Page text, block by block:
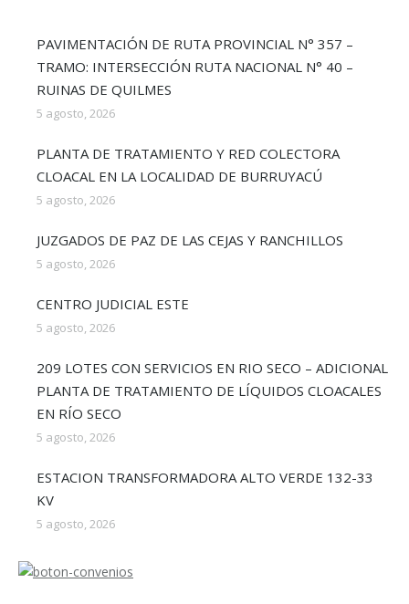
PAVIMENTACIÓN DE RUTA PROVINCIAL N° 357 –
TRAMO: INTERSECCIÓN RUTA NACIONAL N° 40 –
RUINAS DE QUILMES
5 agosto, 2026
PLANTA DE TRATAMIENTO Y RED COLECTORA
CLOACAL EN LA LOCALIDAD DE BURRUYACÚ
5 agosto, 2026
JUZGADOS DE PAZ DE LAS CEJAS Y RANCHILLOS
5 agosto, 2026
CENTRO JUDICIAL ESTE
5 agosto, 2026
209 LOTES CON SERVICIOS EN RIO SECO – ADICIONAL
PLANTA DE TRATAMIENTO DE LÍQUIDOS CLOACALES
EN RÍO SECO
5 agosto, 2026
ESTACION TRANSFORMADORA ALTO VERDE 132-33
KV
5 agosto, 2026